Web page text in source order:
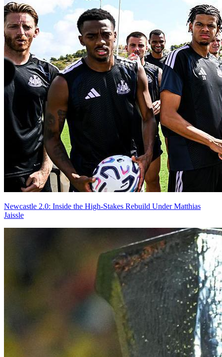
Newcastle 2.0: Inside the High-Stakes Rebuild Under Matthias
Jaissle